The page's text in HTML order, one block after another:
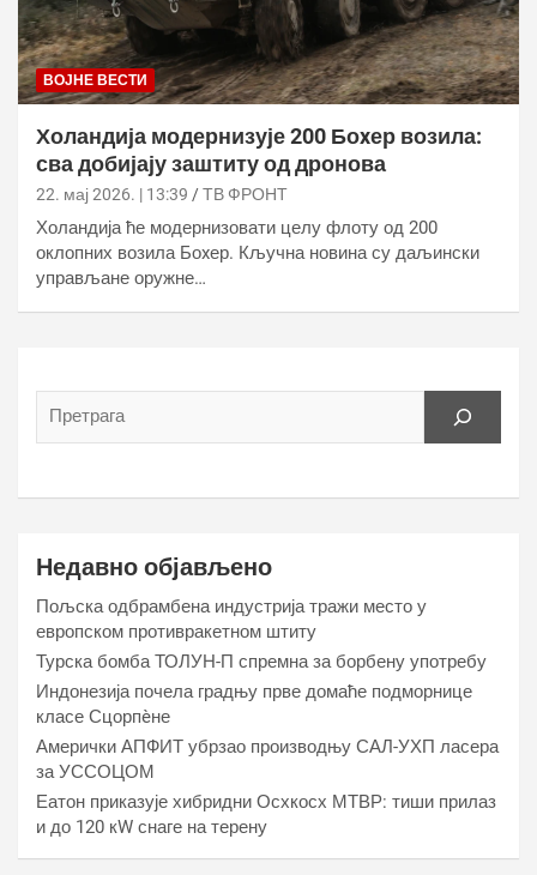
ВОЈНЕ ВЕСТИ
Холандија модернизује 200 Боxер возила:
сва добијају заштиту од дронова
22. мај 2026. | 13:39 ТВ ФРОНТ
Холандија ће модернизовати целу флоту од 200
оклопних возила Боxер. Кључна новина су даљински
управљане оружне…
Недавно објављено
Пољска одбрамбена индустрија тражи место у
европском противракетном штиту
Турска бомба ТОЛУН-П спремна за борбену употребу
Индонезија почела градњу прве домаће подморнице
класе Сцорпèне
Амерички АПФИТ убрзао производњу САЛ-УХП ласера
за УССОЦОМ
Еатон приказује хибридни Осхкосх МТВР: тиши прилаз
и до 120 кW снаге на терену